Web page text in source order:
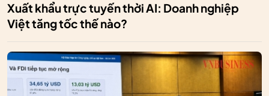
Xuất khẩu trực tuyến thời AI: Doanh nghiệp
Việt tăng tốc thế nào?